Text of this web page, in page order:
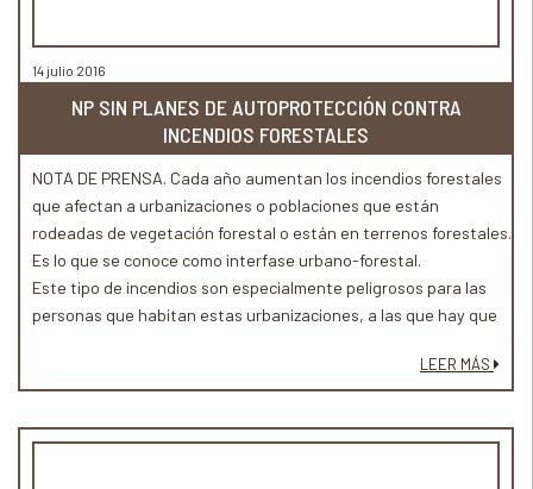
14 julio 2016
NP SIN PLANES DE AUTOPROTECCIÓN CONTRA
INCENDIOS FORESTALES
NOTA DE PRENSA. Cada año aumentan los incendios forestales
que afectan a urbanizaciones o poblaciones que están
rodeadas de vegetación forestal o están en terrenos forestales.
Es lo que se conoce como interfase urbano-forestal.
Este tipo de incendios son especialmente peligrosos para las
personas que habitan estas urbanizaciones, a las que hay que
profesionales que trabajan en la extinción del incendio.LEER MÁS